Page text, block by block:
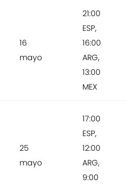
16
mayo
21:00
ESP,
16:00
ARG,
13:00
MEX
25
mayo
17:00
ESP,
12:00
ARG,
9:00